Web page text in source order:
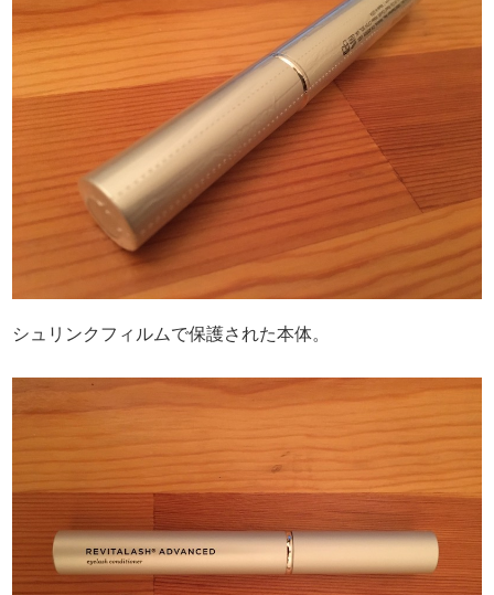
シュリンクフィルムで保護された本体。